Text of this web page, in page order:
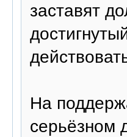
заставят
На
серьёзном